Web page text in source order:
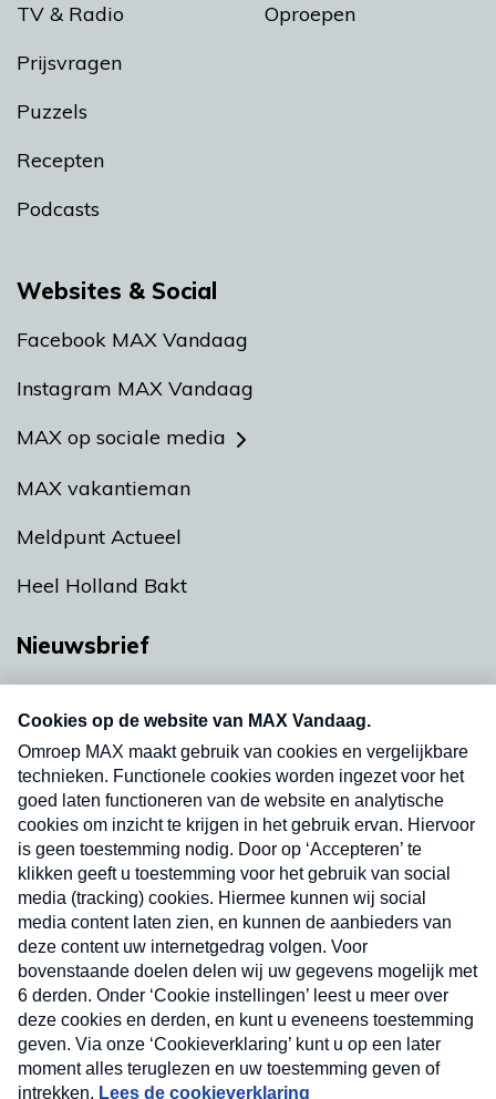
TV & Radio
Prijsvragen
Puzzels
Recepten
Podcasts
Oproepen
Websites & Social
Facebook MAX Vandaag
Instagram MAX Vandaag
MAX op sociale media
MAX vakantieman
Meldpunt Actueel
Heel Holland Bakt
Nieuwsbrief
nieuwsbrief. Elke vrijdag- en dinsdagochtend in
uw mailbox.
Verzend
Nieuwsbrief
Neem hier een gratis abonnement op onze
nieuwsbrief. Elke vrijdag- en dinsdagochtend in uw